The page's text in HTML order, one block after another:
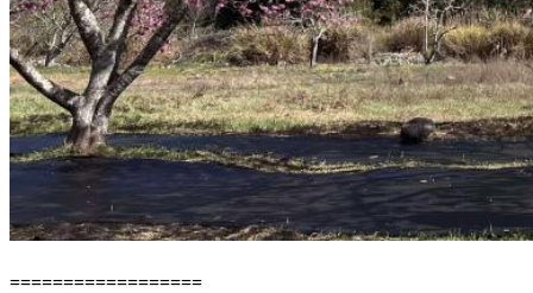
==================